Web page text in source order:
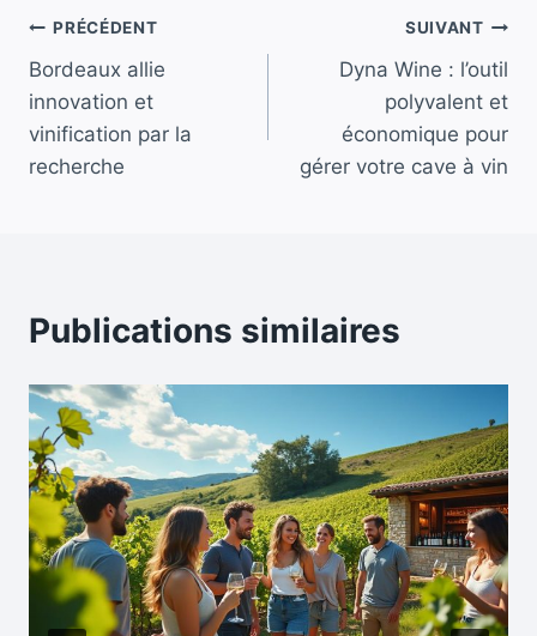
Navigation
de
l’article
PRÉCÉDENT
Bordeaux allie
innovation et
vinification par la
recherche
SUIVANT
Dyna Wine : l’outil
polyvalent et
économique pour
gérer votre cave à vin
Publications similaires